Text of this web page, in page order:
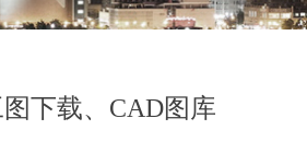
下载、CAD图库